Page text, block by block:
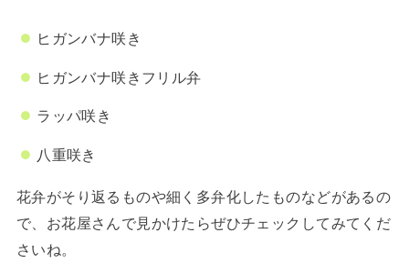
ヒガンバナ咲き
ヒガンバナ咲きフリル弁
ラッパ咲き
八重咲き
花弁がそり返るものや細く多弁化したものなどがあるの
で、お花屋さんで見かけたらぜひチェックしてみてくだ
さいね。